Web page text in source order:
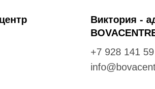
Виктория -
+7 928 141